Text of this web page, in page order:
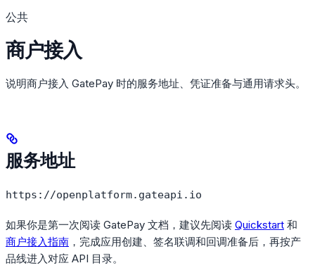
公共
商户接入
说明商户接入 GatePay 时的服务地址、凭证准备与通用请求头。
服务地址
https://openplatform.gateapi.io
如果你是第一次阅读 GatePay 文档，建议先阅读 Quickstart 和
商户接入指南 ，完成应用创建、签名联调和回调准备后，再按产
品线进入对应 API 目录。